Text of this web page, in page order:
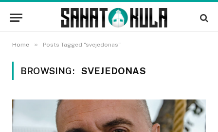
Home » Posts Tagged "svejedonas"
BROWSING: SVEJEDONAS